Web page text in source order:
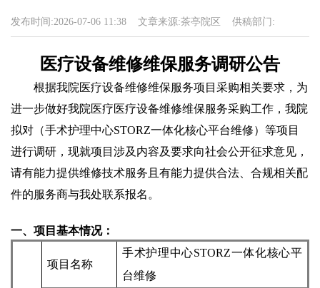
发布时间:2026-07-06 11:38 文章来源:茶亭院区 供稿部门:
医疗设备维修维保服务调研公告
根据我院医疗设备维修维保服务项目采购相关要求，为
进一步做好我院医疗医疗设备维修维保服务采购工作，我院
拟对（手术护理中心STORZ一体化核心平台维修）等项目
进行调研，现就项目涉及内容及要求向社会公开征求意见，
请有能力提供维修技术服务且有能力提供合法、合规相关配
件的服务商与我处联系报名。
一、项目基本情况：
项目名称
手术护理中心STORZ一体化核心平
台维修